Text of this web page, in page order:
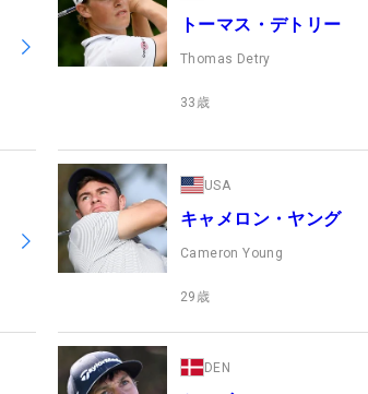
トーマス・デトリー
Thomas Detry
33 歳
USA
キャメロン・ヤング
Cameron Young
29 歳
DEN